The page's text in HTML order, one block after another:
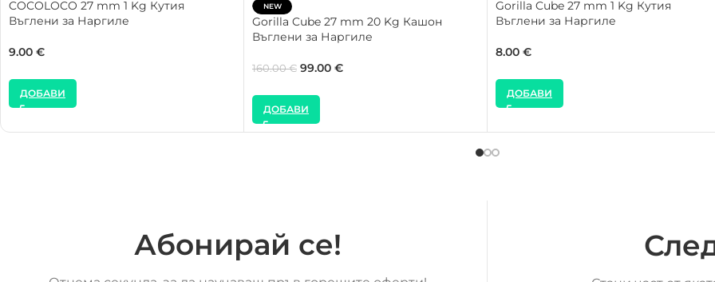
COCOLOCO 27 mm 1 Kg Кутия
Въглени за Наргиле
9.00 €
ДОБАВИ
NEW
Gorilla Cube 27 mm 20 Kg Кашон
Въглени за Наргиле
160.00€ 99.00 €
ДОБАВИ
Gorilla Cube 27 mm 1 Kg Кутия
Въглени за Наргиле
8.00 €
ДОБАВИ
Абонирай се!